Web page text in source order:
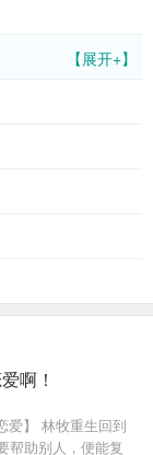
【展开+】
啊！
爱】 林牧重生回到
帮助别人，便能复